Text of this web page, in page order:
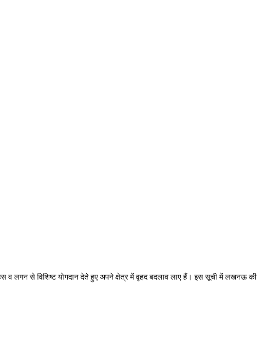
व लगन से विशिष्ट योगदान देते हुए अपने क्षेत्र में वृहद बदलाव लाए हैं। इस सूची में लखनऊ की